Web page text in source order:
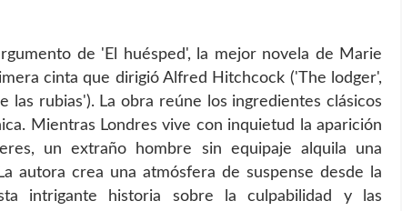
de 'El huésped', la mejor novela de Marie
cinta que dirigió Alfred Hitchcock ('The lodger',
las rubias'). La obra reúne los ingredientes clásicos
Mientras Londres vive con inquietud la aparición
un extraño hombre sin equipaje alquila una
autora crea una atmósfera de suspense desde la
intrigante historia sobre la culpabilidad y las